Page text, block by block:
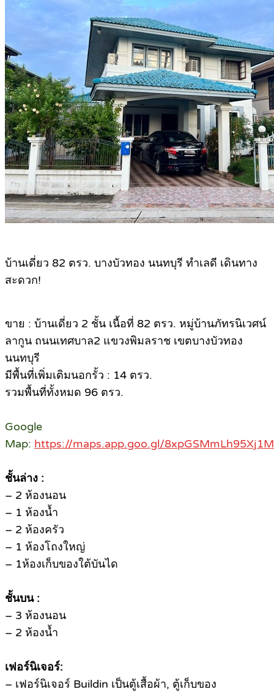
บ้านเดี่ยว 82 ตรว. บางบัวทอง นนทบุรี ทำเลดี เดินทาง
สะดวก!
ขาย : บ้านเดี่ยว 2 ชั้น เนื้อที่ 82 ตรว. หมู่บ้านภัทรนิเวศน์
ลากูน ถนนเทศบาล2 แขวงพิมลราช เขตบางบัวทอง
นนทบุรี
มีพื้นที่เพิ่มเติมนอกรั้ว : 14 ตรว.
รวมพื้นที่ทั้งหมด 96 ตรว.
Google
Map: https://maps.app.goo.gl/
ชั้นล่าง :
– 2 ห้องนอน
– 1 ห้องน้ำ
– 2 ห้องครัว
– 1 ห้องโถงใหญ่
– 1ห้องเก็บของใต้บันได
ชั้นบน :
– 3 ห้องนอน
– 2 ห้องน้ำ
เฟอร์นิเจอร์:
– เฟอร์นิเจอร์ Buildin เป็นตู้เสื้อผ้า, ตู้เก็บของ